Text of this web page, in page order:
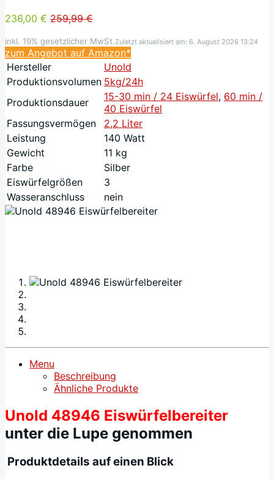
236,00 € 259,99 €
inkl. 19% gesetzlicher MwSt.Zuletzt aktualisiert am: 6. August 2026 13:24
zum Angebot auf Amazon*
Hersteller
Unold
Produktionsvolumen 5kg/24h
Produktionsdauer
15-30 min / 24 Eiswürfel, 60 min /
40 Eiswürfel
Fassungsvermögen
2,2 Liter
Leistung
140 Watt
Gewicht
11 kg
Farbe
Silber
Eiswürfelgrößen
3
Wasseranschluss
nein
Menu
Beschreibung
Ähnliche Produkte
Unold 48946 Eiswürfelbereiter
unter die Lupe genommen
Produktdetails auf einen Blick